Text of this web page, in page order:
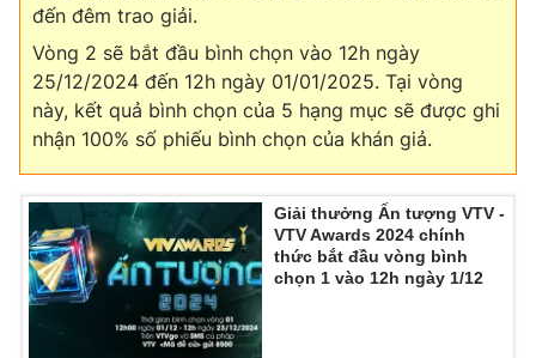
đến đêm trao giải.
Vòng 2 sẽ bắt đầu bình chọn vào 12h ngày
25/12/2024 đến 12h ngày 01/01/2025. Tại vòng
này, kết quả bình chọn của 5 hạng mục sẽ được ghi
nhận 100% số phiếu bình chọn của khán giả.
Giải thưởng Ấn tượng VTV -
VTV Awards 2024 chính
thức bắt đầu vòng bình
chọn 1 vào 12h ngày 1/12